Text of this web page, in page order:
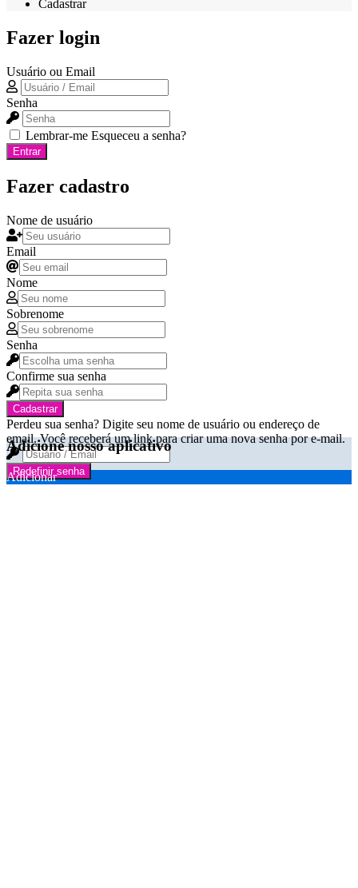
Cadastrar
Fazer login
Usuário ou Email
Senha
Lembrar-me Esqueceu a senha?
Entrar
Fazer cadastro
Nome de usuário
Email
Nome
Sobrenome
Senha
Confirme sua senha
Cadastrar
Perdeu sua senha? Digite seu nome de usuário ou endereço de
email. Você receberá um link para criar uma nova senha por e-mail.
Redefinir senha
Adicione nosso aplicativo
Adicionar